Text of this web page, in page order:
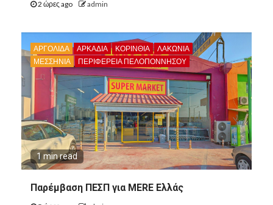
2 ώρες ago admin
ΑΡΓΟΛΙΔΑ ΑΡΚΑΔΊΑ ΚΟΡΙΝΘΊΑ
ΛΑΚΩΝΙΑ
ΜΕΣΣΗΝΙΑ
ΠΕΡΙΦΈΡΕΙΑ ΠΕΛΟΠΟΝΝΉΣΟΥ
1 min read
Παρέμβαση ΠΕΣΠ για MERE Ελλάς
8
8
ΑΡΓΟΛΙΔΑ
ΠΕΡΙΦΈΡΕΙΑ ΠΕΛΟΠΟΝΝΉΣΟΥ
ΠΟΛΙΤΙΣΜΌΣ
Άργος: Η Κατερίνα
συνέδριο “Γυναίκα: Πολλαπλοί